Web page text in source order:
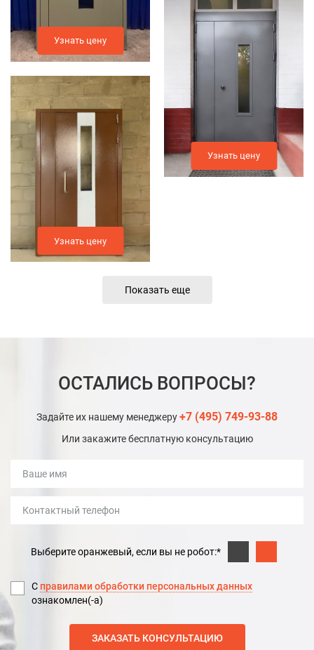
Узнать цену
Узнать цену
Узнать цену
Показать еще
ОСТАЛИСЬ ВОПРОСЫ?
Задайте их нашему менеджеру+7 (495) 749-93-88
Или закажите бесплатную консультацию
Выберите оранжевый, если вы не робот:*
С правилами обработки персональных данных
ознакомлен(-а)
ЗАКАЗАТЬ КОНСУЛЬТАЦИЮ